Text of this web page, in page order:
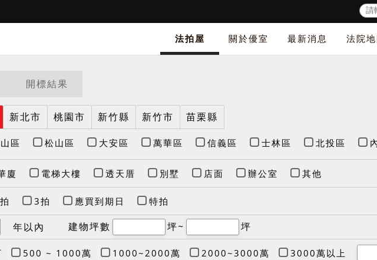
法拍屋 關於優室 最新消息 法院
開標結果
新北市 桃園市 新竹縣 新竹市 苗栗縣
區 松山區 大安區 萬華區 信義區 士林區 北投區
廈 電梯大樓 透天厝 別墅 店面 辦公室 其他
3拍 應買到期日 特拍
年以內 建物坪數 坪~ 坪
500 ~ 1000萬 1000~2000萬 2000~3000萬 3000萬以上